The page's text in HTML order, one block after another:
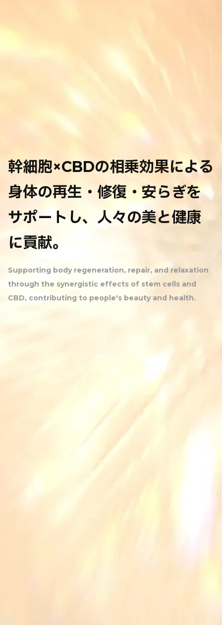
幹細胞×CBDの相乗効果による
身体の再生・修復・安らぎを
サポートし、 人々の美と健康
に貢献。
Supporting body regeneration, repair, and relaxation
through the synergistic effects of stem cells and
CBD, contributing to people's beauty and health.